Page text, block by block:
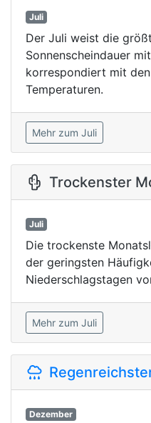
Juli
Der Juli weist die
Sonnenscheindauer
korrespondiert mit
Temperaturen.
Mehr zum Juli
Trockenster
Juli
Die trockenste
der geringsten
Niederschlagstagen
Mehr zum Juli
Dezember